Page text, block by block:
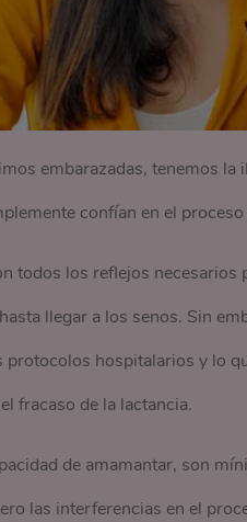
embarazadas, tenemos
confían en el
todos los reflejos
llegar a los senos. Sin
hospitalarios y lo
fracaso de la lactancia.
de amamantar, son
las interferencias en el